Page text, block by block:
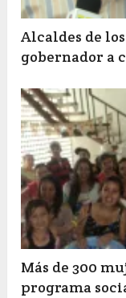
Alcaldes de
gobernador a
Más de 300
programa